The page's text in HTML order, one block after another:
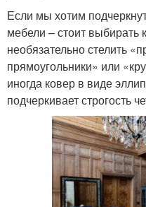
Если мы хотим
мебели – стоит выбирать
необязательно стелить
прямоугольники» или
иногда ковер в виде
подчеркивает строгость